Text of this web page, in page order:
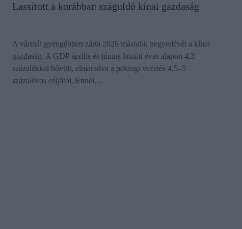
Lassított a korábban száguldó kínai gazdaság
A vártnál gyengébben zárta 2026 második negyedévét a kínai
gazdaság. A GDP április és június között éves alapon 4,3
százalékkal bővült, elmaradva a pekingi vezetés 4,5–5
százalékos céljától. Ennél…